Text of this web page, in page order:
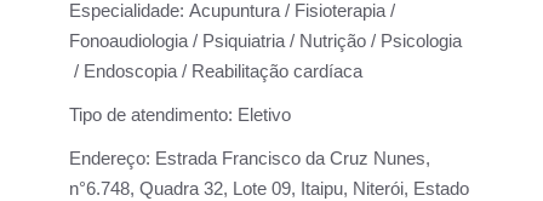
Especialidade: Acupuntura / Fisioterapia /
Fonoaudiologia / Psiquiatria / Nutrição / Psicologia
/ Endoscopia / Reabilitação cardíaca
Tipo de atendimento: Eletivo
Endereço: Estrada Francisco da Cruz Nunes,
n°6.748, Quadra 32, Lote 09, Itaipu, Niterói, Estado